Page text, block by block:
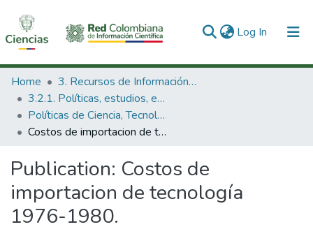
Log In (current)
Communities & Collections
All of DSpace
Statistics
Home
3. Recursos de Información Científica y Tecnológica
3.2.1. Políticas, estudios, evaluaciones e indicadores de CTeI
Políticas de Ciencia, Tecnología e Innovación
Costos de importacion de tecnología 1976-1980.
Publication: Costos de
importacion de tecnología
1976-1980.